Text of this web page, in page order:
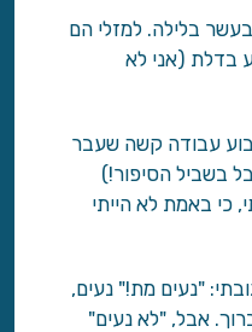
בלילה. למזלי הם
בדלת (אני לא
עבודה קשה שעבר
בשביל הסיפור!)
כי באמת לא הייתי
"נעים מת!" נעים,
אבל, "לא נעים"